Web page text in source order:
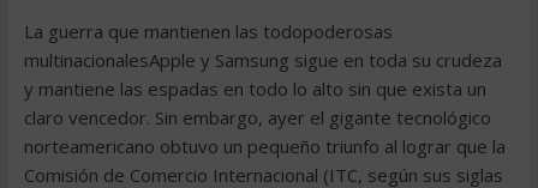
La guerra que mantienen las todopoderosas
multinacionalesApple y Samsung sigue en toda su crudeza
y mantiene las espadas en todo lo alto sin que exista un
claro vencedor. Sin embargo, ayer el gigante tecnológico
norteamericano obtuvo un pequeño triunfo al lograr que la
Comisión de Comercio Internacional (ITC, según sus siglas